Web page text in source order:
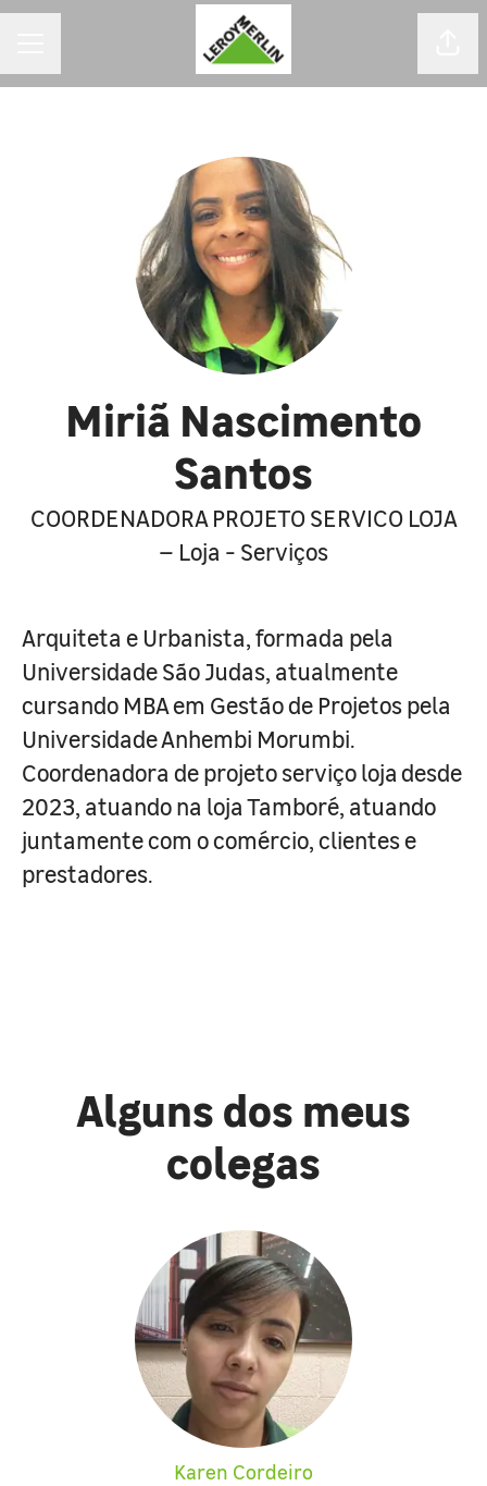
Miriã Nascimento
Santos
COORDENADORA PROJETO SERVICO LOJA
– Loja - Serviços
Arquiteta e Urbanista, formada pela
Universidade São Judas, atualmente
cursando MBA em Gestão de Projetos pela
Universidade Anhembi Morumbi.
Coordenadora de projeto serviço loja desde
2023, atuando na loja Tamboré, atuando
juntamente com o comércio, clientes e
prestadores.
Alguns dos meus
colegas
Karen Cordeiro